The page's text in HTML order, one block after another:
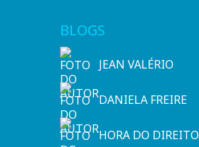
BLOGS
JEAN VALÉRIO
DANIELA FREIRE
HORA DO DIREITO